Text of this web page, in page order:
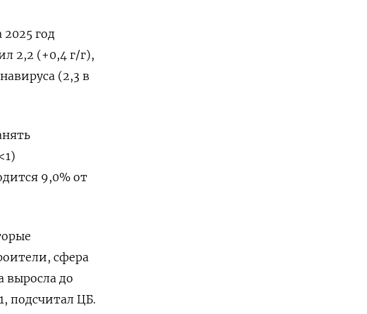
год
2,2 (+0,4 г/г),
(2,3 в
9,0% от
сфера
выросла до
подсчитал ЦБ.